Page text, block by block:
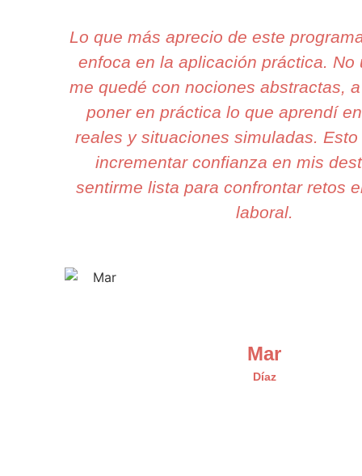
Lo que más aprecio de este
enfoca en la aplicación práctica. No
me quedé con nociones abstractas,
poner en práctica lo que aprendí
reales y situaciones simuladas.
incrementar confianza en mis
sentirme lista para confrontar retos
laboral.
Mar
Díaz